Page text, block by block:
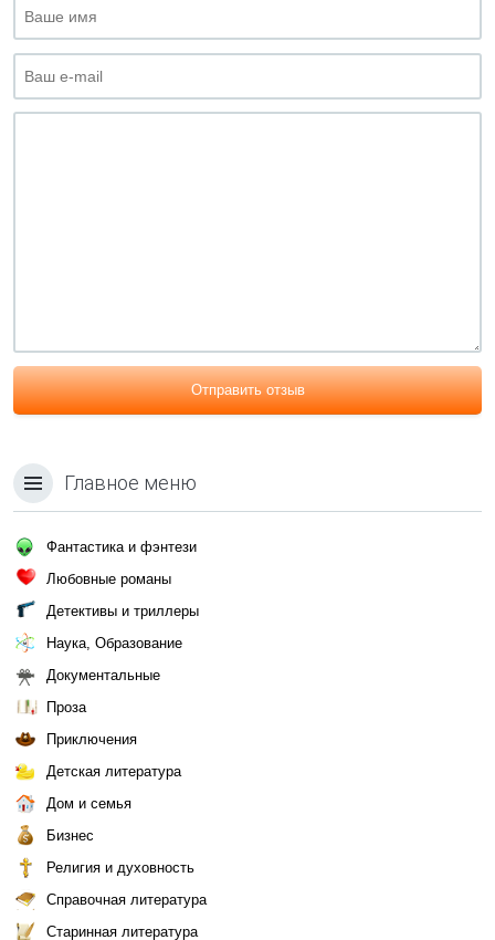
Отправить отзыв
Главное меню
Фантастика и фэнтези
Любовные романы
Детективы и триллеры
Наука, Образование
Документальные
Проза
Приключения
Детская литература
Дом и семья
Бизнес
Религия и духовность
Справочная литература
Старинная литература